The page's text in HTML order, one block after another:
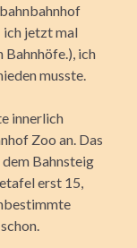
ich jetzt mal
Bahnhöfe.), ich
musste.
innerlich
Zoo an. Das
Bahnsteig
erst 15,